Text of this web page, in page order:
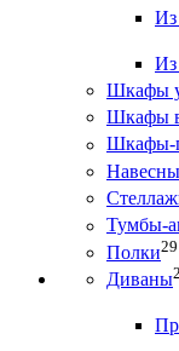
Шкафы
Шкафы
Шкафы-
Тумбы-
Полки29
Диваны